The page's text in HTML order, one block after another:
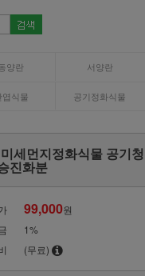
양란 서양란
엽식물 공기정화식물
세먼지정화식물 공기청
진화분
99,000원
1%
(무료)